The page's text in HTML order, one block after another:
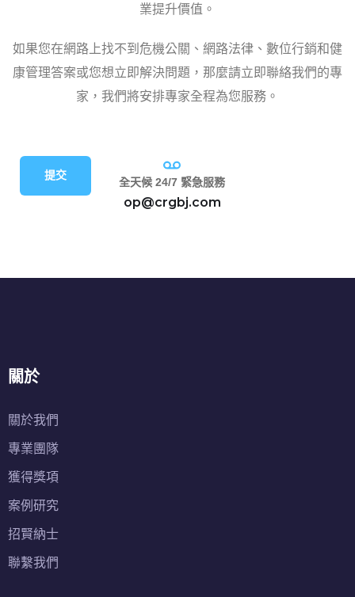
業提升價值。
如果您在網路上找不到危機公關、網路法律、數位行銷和健
康管理答案或您想立即解決問題，那麼請立即聯絡我們的專
家，我們將安排專家全程為您服務。
提交 全天候 24/7 緊急服務
op@crgbj.com
關於
關於我們
專業團隊
獲得獎項
案例研究
招賢納士
聯繫我們